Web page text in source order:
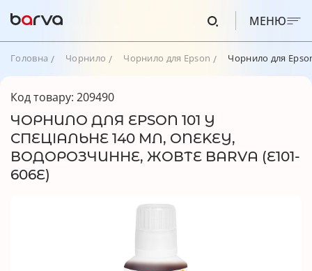
МЕНЮ
Головна Чорнило Чорнило для Epson Чорнило для
Код товару: 209490
ЧОРНИЛО ДЛЯ EPSON 101 Y
СПЕЦІАЛЬНЕ 140 МЛ, ONEKEY,
ВОДОРОЗЧИННЕ, ЖОВТЕ BARVA (E101-
606E)